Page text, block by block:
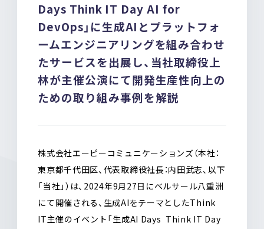
Days Think IT Day AI for
DevOps」に生成AIとプラットフォ
ームエンジニアリングを組み合わせ
たサービスを出展し、当社取締役上
林が主催公演にて開発生産性向上の
ための取り組み事例を解説
b
o
o
k
n
a
株式会社エーピーコミュニケーションズ（本社：
東京都千代田区、代表取締役社長：内田武志、以下
「当社」）は、2024年9月27日にベルサール八重洲
にて開催される、生成AIをテーマとしたThink
IT主催のイベント「生成AI Days Think IT Day